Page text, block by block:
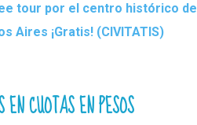
tour por el centro histórico de
Aires ¡Gratis! (CIVITATIS)
EN CUOTAS EN PESOS